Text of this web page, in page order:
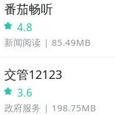
番茄畅听
4.8
新闻阅读 85.49MB
交管12123
3.6
政府服务 198.75MB